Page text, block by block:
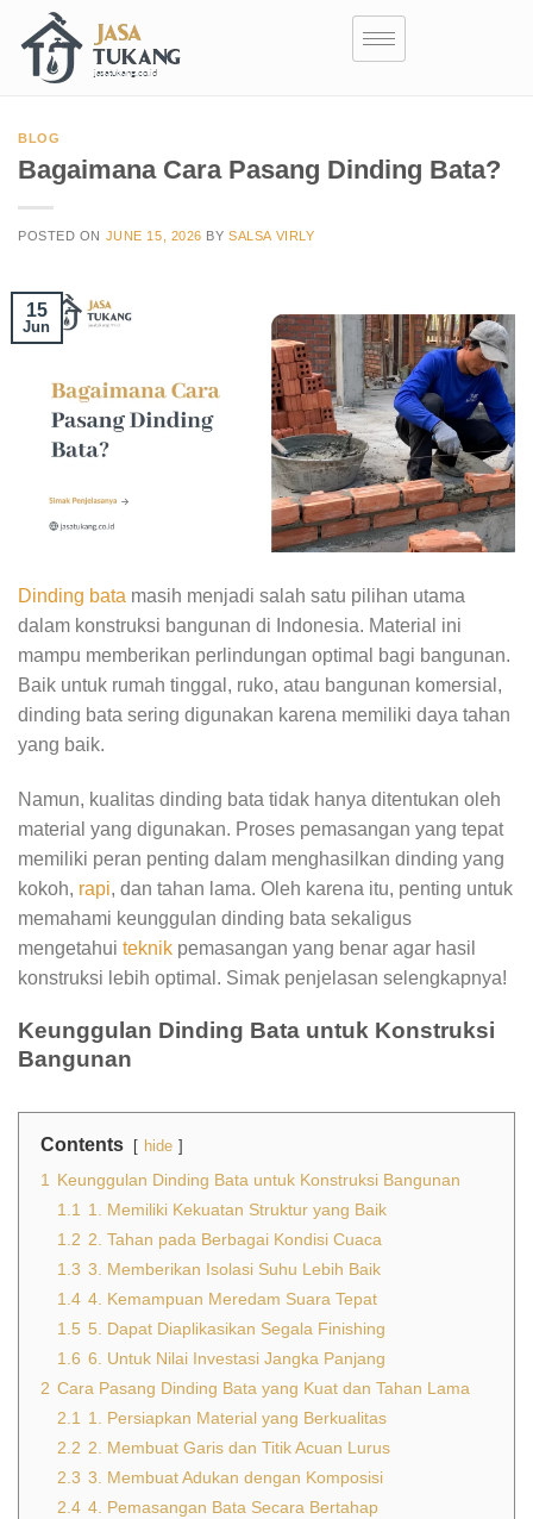
BLOG
Bagaimana Cara Pasang Dinding Bata?
POSTED ON JUNE 15, 2026 BYSALSA VIRLY
15
Jun
Dinding bata masih menjadi salah satu pilihan utama
dalam konstruksi bangunan di Indonesia. Material ini
mampu memberikan perlindungan optimal bagi bangunan.
Baik untuk rumah tinggal, ruko, atau bangunan komersial,
dinding bata sering digunakan karena memiliki daya tahan
yang baik.
Namun, kualitas dinding bata tidak hanya ditentukan oleh
material yang digunakan. Proses pemasangan yang tepat
memiliki peran penting dalam menghasilkan dinding yang
kokoh, rapi, dan tahan lama. Oleh karena itu, penting untuk
memahami keunggulan dinding bata sekaligus
mengetahui teknik pemasangan yang benar agar hasil
konstruksi lebih optimal. Simak penjelasan selengkapnya!
Keunggulan Dinding Bata untuk Konstruksi
Bangunan
Contents hide
1 Keunggulan Dinding Bata untuk Konstruksi Bangunan
1.1 1. Memiliki Kekuatan Struktur yang Baik
1.2 2. Tahan pada Berbagai Kondisi Cuaca
1.3 3. Memberikan Isolasi Suhu Lebih Baik
1.4 4. Kemampuan Meredam Suara Tepat
1.5 5. Dapat Diaplikasikan Segala Finishing
1.6 6. Untuk Nilai Investasi Jangka Panjang
2 Cara Pasang Dinding Bata yang Kuat dan Tahan Lama
2.1 1. Persiapkan Material yang Berkualitas
2.2 2. Membuat Garis dan Titik Acuan Lurus
2.3 3. Membuat Adukan dengan Komposisi
2.4 4. Pemasangan Bata Secara Bertahap